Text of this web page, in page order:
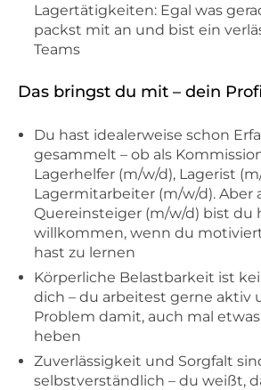
Lagertätigkeiten: Egal was
packst mit an und bist ein
Teams
Das bringst du mit – dein
Du hast idealerweise schon
gesammelt – ob als
Lagerhelfer (m/w/d), Lagerist
Lagermitarbeiter (m/w/d). Aber
Quereinsteiger (m/w/d) bist du
willkommen, wenn du
hast zu lernen
Körperliche Belastbarkeit ist
dich – du arbeitest gerne aktiv
Problem damit, auch mal
heben
Zuverlässigkeit und Sorgfalt
selbstverständlich – du weißt,